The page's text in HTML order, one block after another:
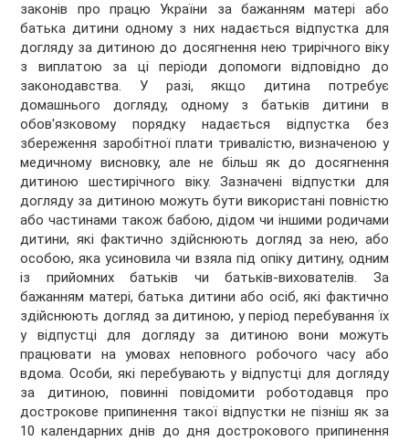
законів про працю України за бажанням матері або
батька дитини одному з них надається відпустка для
догляду за дитиною до досягнення нею трирічного віку
з виплатою за ці періоди допомоги відповідно до
законодавства. У разі, якщо дитина потребує
домашнього догляду, одному з батьків дитини в
обов'язковому порядку надається відпустка без
збереження заробітної плати тривалістю, визначеною у
медичному висновку, але не більш як до досягнення
дитиною шестирічного віку. Зазначені відпустки для
догляду за дитиною можуть бути використані повністю
або частинами також бабою, дідом чи іншими родичами
дитини, які фактично здійснюють догляд за нею, або
особою, яка усиновила чи взяла під опіку дитину, одним
із прийомних батьків чи батьків-вихователів. За
бажанням матері, батька дитини або осіб, які фактично
здійснюють догляд за дитиною, у період перебування їх
у відпустці для догляду за дитиною вони можуть
працювати на умовах неповного робочого часу або
вдома. Особи, які перебувають у відпустці для догляду
за дитиною, повинні повідомити роботодавця про
дострокове припинення такої відпустки не пізніш як за
10 календарних днів до дня дострокового припинення